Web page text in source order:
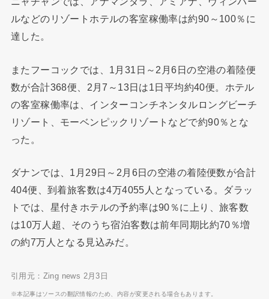
ルなどのリゾートホテルの客室稼働率は約90～100％に
達した。
またフーコックでは、1月31日～2月6日の空港の着陸便
数が合計368便、2月7～13日は1日平均約40便。ホテル
の客室稼働率は、インターコンチネンタルロングビーチ
リゾート、モーベンピックリゾートなどで約90％とな
った。
ダナンでは、1月29日～2月6日の空港の着陸便数が合計
404便、到着旅客数は4万4055人となっている。ダラッ
トでは、星付きホテルの予約率は90％に上り、旅客数
は10万人超、そのうち宿泊客数は前年同期比約70％増
の約7万人となる見込みだ。
引用元：Zing news 2月3日
※本記事はソースの翻訳情報のため、内容が変更される場合もあります。